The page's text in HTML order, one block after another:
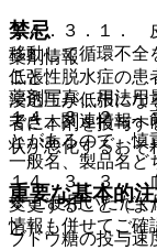
１４．３．１．
移動して循環不全
こと。
１４．３．２．
とがあるので、慎
１４．３．３．
変更すること（ま
と）。
禁忌
低張性脱水症の患
浸透圧が低張にな
者に本剤を投与す
状が悪化するおそ
重要な基本的
ブドウ糖の投与速
薬剤情報
薬剤写真、用法用
でき、関連情報へ
一般名、製品名ど
※ ご使用いただく
情報も併せてご確